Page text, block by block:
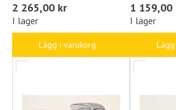
2 265,00 kr
I lager
Lägg i varukorg
1 159,00
I lager